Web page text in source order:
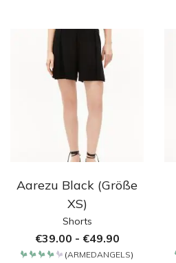
Aarezu Black (Größe
XS)
Shorts
€39.00 - €49.90
(ARMEDANGELS)